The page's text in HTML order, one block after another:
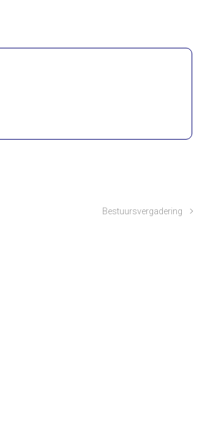
Bestuursvergadering